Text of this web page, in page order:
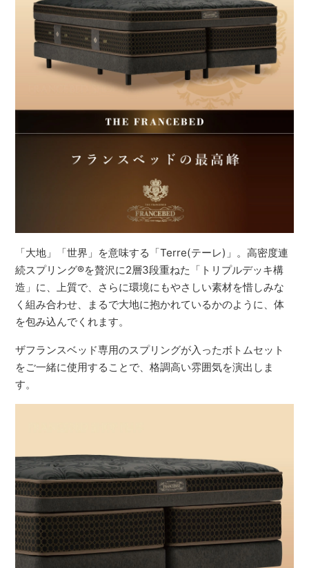
「大地」「世界」を意味する「Terre(テーレ)」。高密度連
続スプリング®を贅沢に2層3段重ねた「トリプルデッキ構
造」に、上質で、さらに環境にもやさしい素材を惜しみな
く組み合わせ、まるで大地に抱かれているかのように、体
を包み込んでくれます。
ザフランスベッド専用のスプリングが入ったボトムセット
をご一緒に使用することで、格調高い雰囲気を演出しま
す。